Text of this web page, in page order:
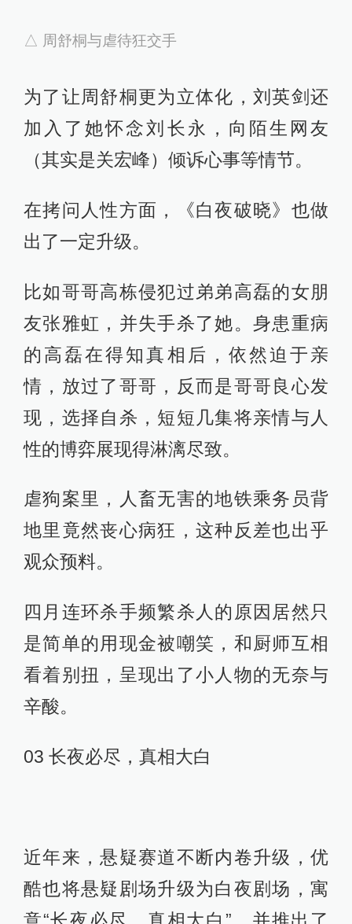
互换身份的秘密，但他相信兄弟二人
右逢源，也被观众戏称为“又当爹又当
妈”。
不过，他的使命其实是人民警察，做
出这样的妥协仍然是为了找到2•13案
曾经的菜鸟实习警察周舒桐这一季也
能独当一面，与虐待狂交手，在绑架
案中保护人质等表现都能看出她的成
长。
为了让周舒桐更为立体化，刘英剑还
加入了她怀念刘长永，向陌生网友
在拷问人性方面，《白夜破晓》也做
出了一定升级。
比如哥哥高栋侵犯过弟弟高磊的女朋
友张雅虹，并失手杀了她。身患重病
现，选择自杀，短短几集将亲情与人
性的博弈展现得淋漓尽致。